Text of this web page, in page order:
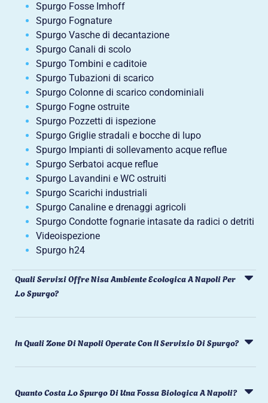
Spurgo Fosse Imhoff
Spurgo Fognature
Spurgo Vasche di decantazione
Spurgo Canali di scolo
Spurgo Tombini e caditoie
Spurgo Tubazioni di scarico
Spurgo Colonne di scarico condominiali
Spurgo Fogne ostruite
Spurgo Pozzetti di ispezione
Spurgo Griglie stradali e bocche di lupo
Spurgo Impianti di sollevamento acque reflue
Spurgo Serbatoi acque reflue
Spurgo Lavandini e WC ostruiti
Spurgo Scarichi industriali
Spurgo Canaline e drenaggi agricoli
Spurgo Condotte fognarie intasate da radici o detriti
Videoispezione
Spurgo h24
Quali Servizi Offre Nisa Ambiente Ecologica A Napoli Per
Lo Spurgo?
In Quali Zone Di Napoli Operate Con Il Servizio Di Spurgo?
Quanto Costa Lo Spurgo Di Una Fossa Biologica A Napoli?